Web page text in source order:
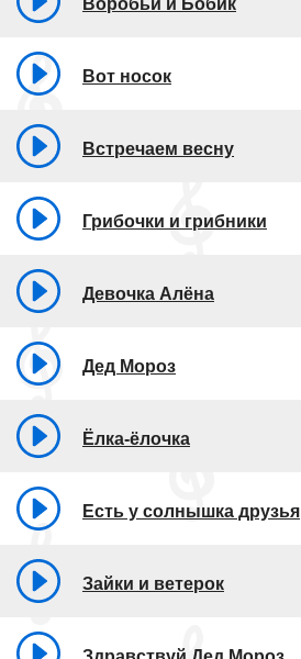
Вот носок
Встречаем весну
Грибочки и грибники
Девочка Алёна
Дед Мороз
Ёлка-ёлочка
Есть у солнышка друзья
Зайки и ветерок